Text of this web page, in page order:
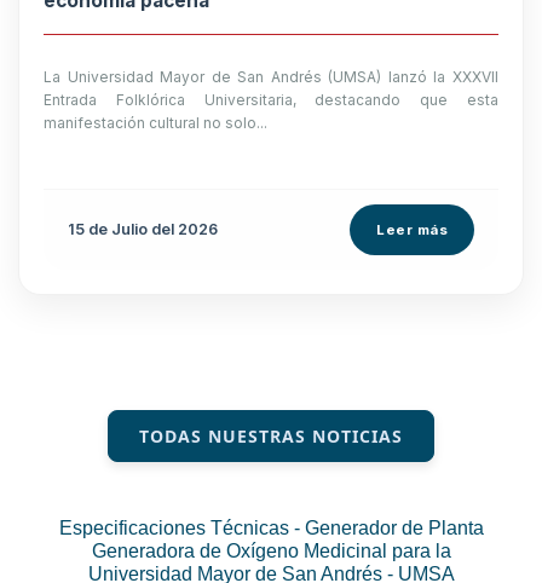
La Universidad Mayor de San Andrés (UMSA) lanzó la XXXVII
Entrada Folklórica Universitaria, destacando que esta
manifestación cultural no solo...
15 de Julio del 2026 Leer más
TODAS NUESTRAS NOTICIAS
Especificaciones Técnicas - Generador de Planta
Generadora de Oxígeno Medicinal para la
Universidad Mayor de San Andrés - UMSA